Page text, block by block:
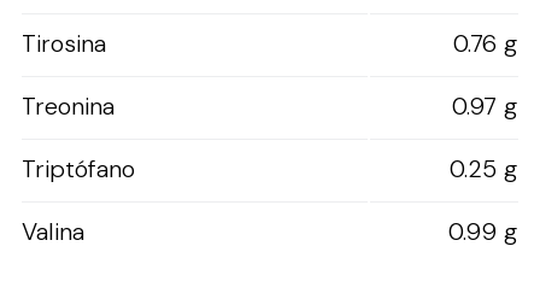
Tirosina
0.76 g
Treonina
0.97 g
Triptófano
0.25 g
Valina
0.99 g